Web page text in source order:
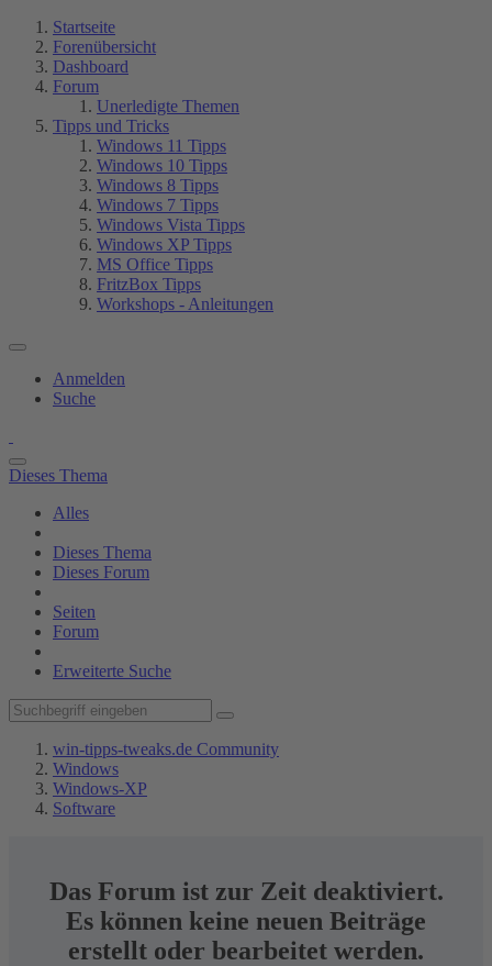
Startseite
Forenübersicht
Dashboard
Forum
Unerledigte Themen
Tipps und Tricks
Windows 11 Tipps
Windows 10 Tipps
Windows 8 Tipps
Windows 7 Tipps
Windows Vista Tipps
Windows XP Tipps
MS Office Tipps
FritzBox Tipps
Workshops - Anleitungen
Anmelden
Suche
Dieses Thema
Alles
Dieses Thema
Dieses Forum
Seiten
Forum
Erweiterte Suche
win-tipps-tweaks.de Community
Windows
Windows-XP
Software
Das Forum ist zur Zeit deaktiviert.
Es können keine neuen Beiträge
erstellt oder bearbeitet werden.